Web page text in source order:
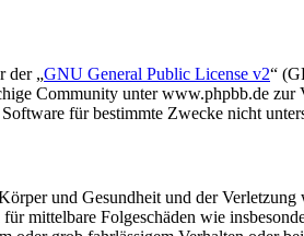
der „GNU General Public License v2“
Community unter www.phpbb.de
für bestimmte Zwecke nicht
und Gesundheit und der
mittelbare Folgeschäden wie